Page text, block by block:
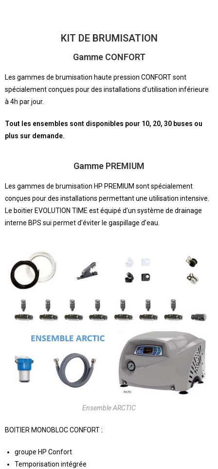
KIT DE BRUMISATION
Gamme CONFORT
Les gammes de brumisation haute pression CONFORT sont
spécialement conçues pour des installations d’utilisation inférieure
à 4h par jour.
Tout les ensembles sont disponibles pour 10, 20, 30 buses ou
plus sur demande.
Gamme PREMIUM
Les gammes de brumisation HP PREMIUM sont spécialement
conçues pour des installations permettant une utilisation intensive.
Le boitier EVOLUTION TIME est équipé d’un système de drainage
interne BPS sui permet d’éviter le gaspillage d’eau.
Ensemble ARCTIC
BOITIER MONOBLOC CONFORT :
groupe HP Confort
Temporisation intégrée